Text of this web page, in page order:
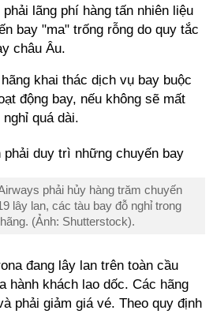
phải lãng phí hàng tấn nhiên liệu
bay "ma" trống rỗng do quy tắc
châu Âu.
khai thác dịch vụ bay buộc
động bay, nếu không sẽ mất
quá dài.
phải hủy hàng trăm chuyến
lây lan, các tàu bay đỗ nghỉ trong
(Ảnh: Shutterstock).
đang lây lan trên toàn cầu
hành khách lao dốc. Các hãng
phải giảm giá vé. Theo quy định